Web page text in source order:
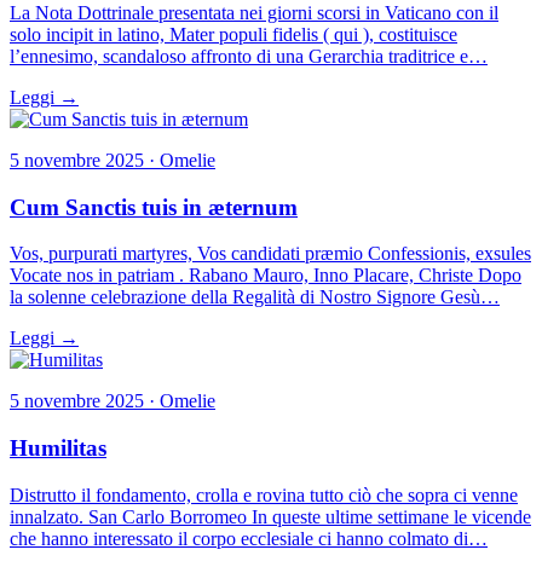
La Nota Dottrinale presentata nei giorni scorsi in Vaticano con il
solo incipit in latino, Mater populi fidelis ( qui ), costituisce
l’ennesimo, scandaloso affronto di una Gerarchia traditrice e…
Leggi →
5 novembre 2025 · Omelie
Cum Sanctis tuis in æternum
Vos, purpurati martyres, Vos candidati præmio Confessionis, exsules
Vocate nos in patriam . Rabano Mauro, Inno Placare, Christe Dopo
la solenne celebrazione della Regalità di Nostro Signore Gesù…
Leggi →
5 novembre 2025 · Omelie
Humilitas
Distrutto il fondamento, crolla e rovina tutto ciò che sopra ci venne
innalzato. San Carlo Borromeo In queste ultime settimane le vicende
che hanno interessato il corpo ecclesiale ci hanno colmato di…